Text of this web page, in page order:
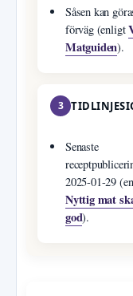
Såsen kan
förväg (enligt
Matguiden).
3
Senaste
2025-01-29
Nyttig mat
god).